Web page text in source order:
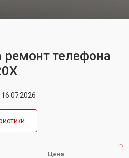
ремонт телефона
Цена